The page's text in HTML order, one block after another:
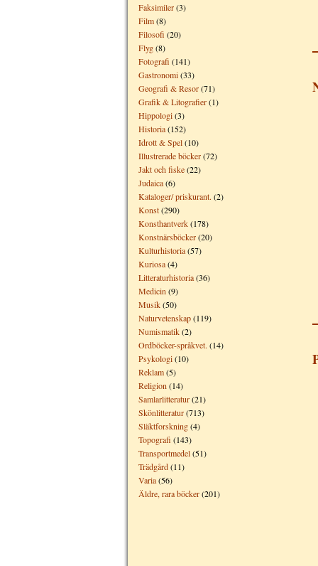
Faksimiler(3)
Film(8)
Filosofi (20)
Flyg(8)
Fotografi (141)
Gastronomi(33)
Geografi & Resor(71)
Grafik & Litografier(1)
Hippologi(3)
Historia(152)
Idrott & Spel(10)
Illustrerade böcker(72)
Jakt och fiske(22)
Judaica(6)
Kataloger/ priskurant. (2)
Konst(290)
Konsthantverk(178)
Konstnärsböcker(20)
Kulturhistoria(57)
Kuriosa(4)
Litteraturhistoria(36)
Medicin (9)
Musik(50)
Naturvetenskap(119)
Numismatik(2)
Ordböcker-språkvet. (14)
Psykologi(10)
Reklam(5)
Religion (14)
Samlarlitteratur(21)
Skönlitteratur(713)
Släktforskning(4)
Topografi (143)
Transportmedel(51)
Trädgård(11)
Varia(56)
Äldre, rara böcker(201)